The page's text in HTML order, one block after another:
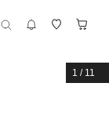
1 / 11